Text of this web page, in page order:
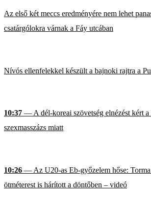
Az első két meccs eredményére nem lehet
csatárgólokra várnak a Fáy utcában
Nívós ellenfelekkel készült a bajnoki rajtra a
10:37 — A dél-koreai szövetség elnézést kért
szexmasszázs miatt
10:26 — Az U20-as Eb-győzelem hőse:
ötméterest is hárított a döntőben – videó